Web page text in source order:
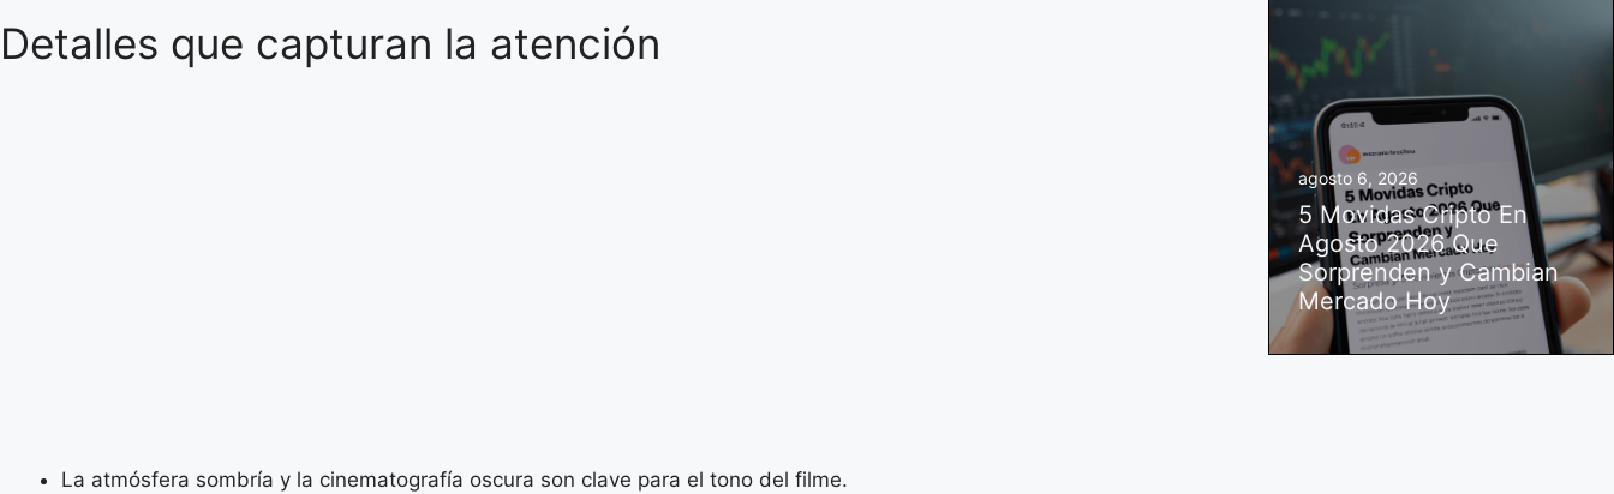
Detalles que capturan la atención
La atmósfera sombría y la cinematografía oscura son clave para el tono del filme.
agosto 6, 2026
5 Movidas Cripto En
Agosto 2026 Que
Sorprenden y Cambian
Mercado Hoy